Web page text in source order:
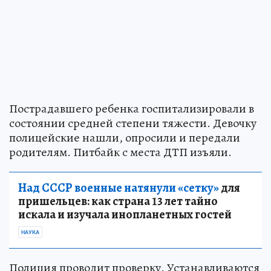
Пострадавшего ребенка госпитализировали в
состоянии средней степени тяжести. Девочку
полицейские нашли, опросили и передали
родителям. Питбайк с места ДТП изъяли.
Над СССР военные натянули «сетку»для
пришельцев: как страна 13 лет тайно
искала и изучала инопланетных гостей
НАУКА
Полиция проводит проверку. Устанавливаются